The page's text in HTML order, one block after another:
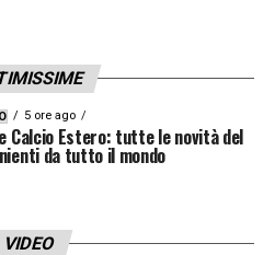
5 ore ago
Calcio Estero: tutte le novità del
da tutto il mondo
VIDEO